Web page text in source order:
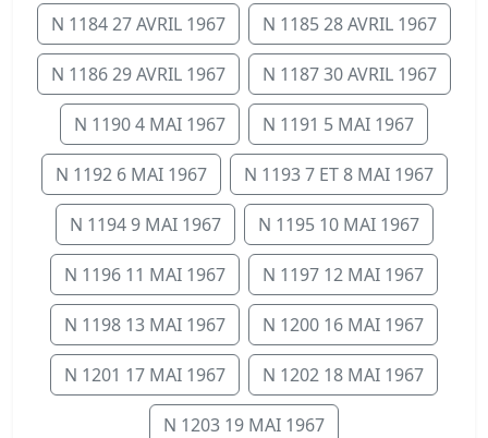
N 1184 27 AVRIL 1967 N 1185 28 AVRIL 1967
N 1186 29 AVRIL 1967 N 1187 30 AVRIL 1967
N 1190 4 MAI 1967 N 1191 5 MAI 1967
N 1192 6 MAI 1967 N 1193 7 ET 8 MAI 1967
N 1194 9 MAI 1967 N 1195 10 MAI 1967
N 1196 11 MAI 1967 N 1197 12 MAI 1967
N 1198 13 MAI 1967 N 1200 16 MAI 1967
N 1201 17 MAI 1967 N 1202 18 MAI 1967
N 1203 19 MAI 1967